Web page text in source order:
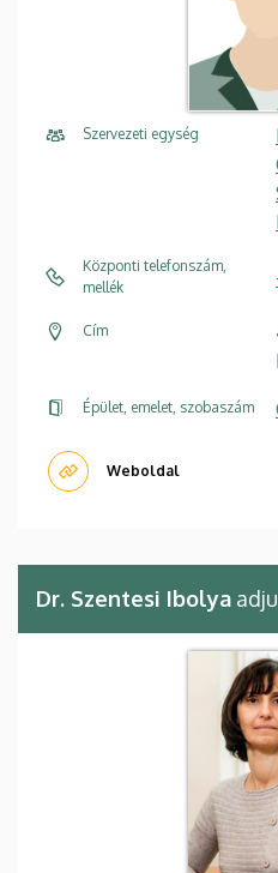
Szervezeti egység
Központi telefonszám,
mellék
Cím
Épület, emelet, szobaszám
Weboldal
Dr. Szentesi Ibolya